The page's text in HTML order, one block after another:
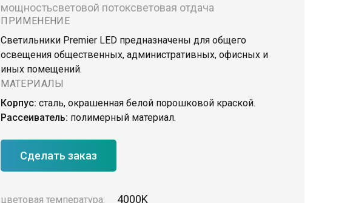
мощностьсветовой потоксветовая отдача
ПРИМЕНЕНИЕ
Светильники Premier LED предназначены для общего
освещения общественных, административных, офисных и
иных помещений.
МАТЕРИАЛЫ
Корпус: сталь, окрашенная белой порошковой краской.
Рассеиватель: полимерный материал.
Сделать заказ
цветовая температура: 4000K